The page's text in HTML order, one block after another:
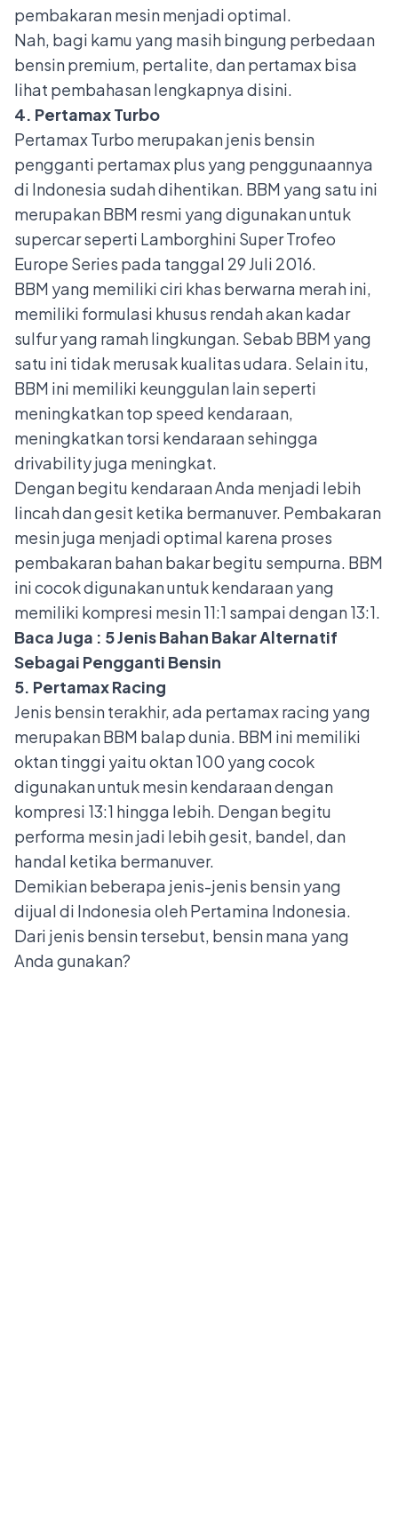
pembakaran mesin menjadi optimal.
Nah, bagi kamu yang masih bingung perbedaan
bensin premium, pertalite, dan pertamax bisa
lihat pembahasan lengkapnyadisini.
4. Pertamax Turbo
Pertamax Turbo merupakan jenis bensin
pengganti pertamax plus yang penggunaannya
di Indonesia sudah dihentikan. BBM yang satu ini
merupakan BBM resmi yang digunakan untuk
supercar seperti Lamborghini Super Trofeo
Europe Series pada tanggal 29 Juli 2016.
BBM yang memiliki ciri khas berwarna merah ini,
memiliki formulasi khusus rendah akan kadar
sulfur yang ramah lingkungan. Sebab BBM yang
satu ini tidak merusak kualitas udara. Selain itu,
BBM ini memiliki keunggulan lain seperti
meningkatkan top speed kendaraan,
meningkatkan torsi kendaraan sehingga
drivability juga meningkat.
Dengan begitu kendaraan Anda menjadi lebih
lincah dan gesit ketika bermanuver. Pembakaran
mesin juga menjadi optimal karena proses
pembakaran bahan bakar begitu sempurna. BBM
ini cocok digunakan untuk kendaraan yang
memiliki kompresi mesin 11:1 sampai dengan 13:1.
Baca Juga : 5 Jenis Bahan Bakar Alternatif
Sebagai Pengganti Bensin
5. Pertamax Racing
Jenis bensin terakhir, ada pertamax racing yang
merupakan BBM balap dunia. BBM ini memiliki
oktan tinggi yaitu oktan 100 yang cocok
digunakan untuk mesin kendaraan dengan
kompresi 13:1 hingga lebih. Dengan begitu
performa mesin jadi lebih gesit, bandel, dan
handal ketika bermanuver.
Demikian beberapa jenis-jenis bensin yang
dijual di Indonesia oleh Pertamina Indonesia.
Dari jenis bensin tersebut, bensin mana yang
Anda gunakan?